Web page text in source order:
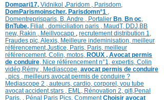
Dompari17, Vidnikol ,Paridom , Parisdom,
DomParismoinscher, Parisdomn°1
Domentreprisparis, B. Andre , Portalier Bn Bn oc
BnTube, Filiat, domiciliation paris MaudT, DDJ, BB
new, Rakin , Meillvocapp recrutement distribution 1,
Fraudes pic, Alexis Meilleure indeminisation meilleur
référencement,Justice Paris, Paris, meilleur
référencement, Colin motos, ROUX , Avocat permis
de conduire Nice référencement n°1, expertis, Colin
vidéo, Rémy Mediascope, avocat permis de conduire
pics
meilleurs avocat permis de conduire ?
Mediascope 2 , auteurs, cardio, corporel, you tube
avocat accident,stars EML, Rénovation 2 gifi, Penal
Paris,
Pénal Paris Pics, CommentChoisir avocat